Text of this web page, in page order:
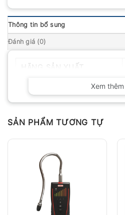
Thông tin bổ sung
Đánh giá (0)
Xem thêm
SẢN PHẨM TƯƠNG TỰ